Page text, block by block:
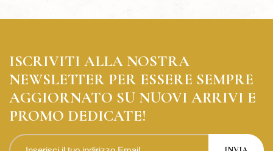
ISCRIVITI ALLA NOSTRA
NEWSLETTER PER ESSERE SEMPRE
AGGIORNATO SU NUOVI ARRIVI E
PROMO DEDICATE!